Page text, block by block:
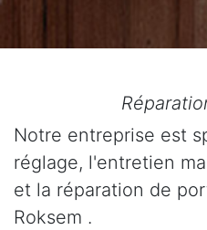
Notre entreprise est
réglage, l'entretien
et la réparation de
Roksem .